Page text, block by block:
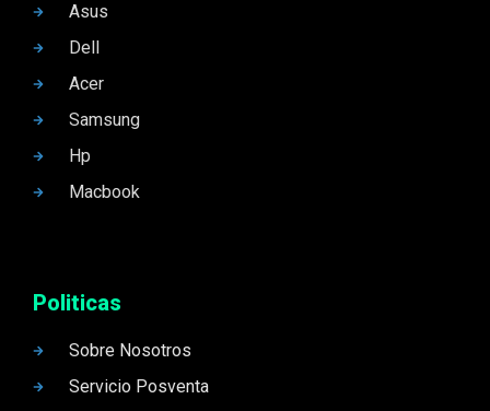
Asus
Dell
Acer
Samsung
Hp
Macbook
Politicas
Sobre Nosotros
Servicio Posventa